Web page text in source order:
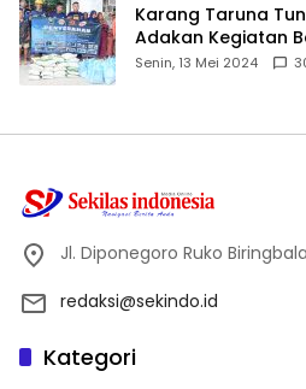
Karang Taruna
Adakan Kegiatan
Dhuafa dan Anak
Senin, 13 Mei 2024
Jl. Diponegoro Ruko
redaksi@sekindo.id
Kategori